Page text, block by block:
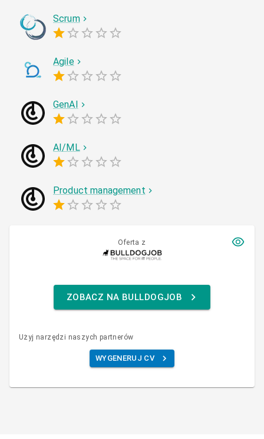
Scrum
Agile
GenAI
AI/ML
Product management
Oferta z
ZOBACZ NA BULLDOGJOB
Użyj narzędzi naszych partnerów
WYGENERUJ CV